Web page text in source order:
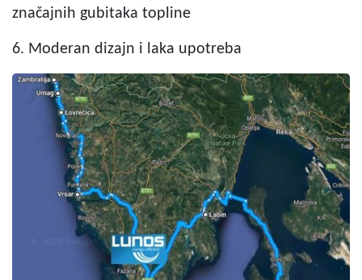
značajnih gubitaka topline
6. Moderan dizajn i laka upotreba